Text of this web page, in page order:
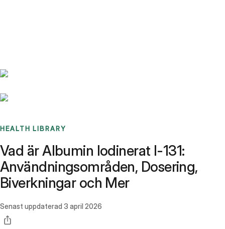
HEALTH LIBRARY
Vad är Albumin Iodinerat I-131:
Användningsområden, Dosering,
Biverkningar och Mer
Senast uppdaterad 3 april 2026